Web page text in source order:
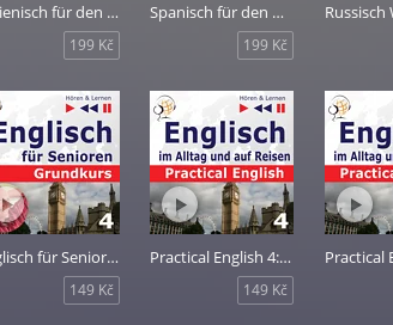
Italienisch für den Urlaub
199 Kč
Spanisch für den Urlaub
199 Kč
Englisch für Senioren 4: Freizeit
149 Kč
Practical English 4: Problemlösungen
149 Kč